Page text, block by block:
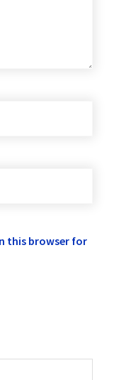
this browser for